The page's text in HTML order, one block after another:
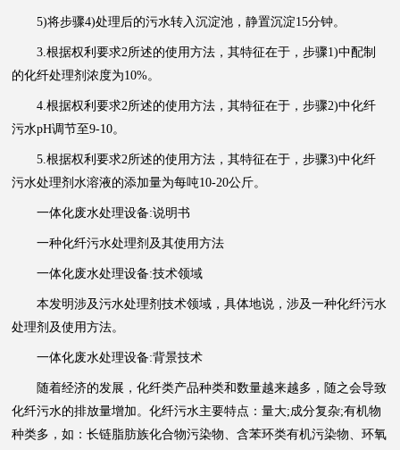
5)将步骤4)处理后的污水转入沉淀池，静置沉淀15分钟。
3.根据权利要求2所述的使用方法，其特征在于，步骤1)中配制
的化纤处理剂浓度为10%。
4.根据权利要求2所述的使用方法，其特征在于，步骤2)中化纤
污水pH调节至9-10。
5.根据权利要求2所述的使用方法，其特征在于，步骤3)中化纤
污水处理剂水溶液的添加量为每吨10-20公斤。
一体化废水处理设备:说明书
一种化纤污水处理剂及其使用方法
一体化废水处理设备:技术领域
本发明涉及污水处理剂技术领域，具体地说，涉及一种化纤污水
处理剂及使用方法。
一体化废水处理设备:背景技术
随着经济的发展，化纤类产品种类和数量越来越多，随之会导致
化纤污水的排放量增加。化纤污水主要特点：量大;成分复杂;有机物
种类多，如：长链脂肪族化合物污染物、含苯环类有机污染物、环氧